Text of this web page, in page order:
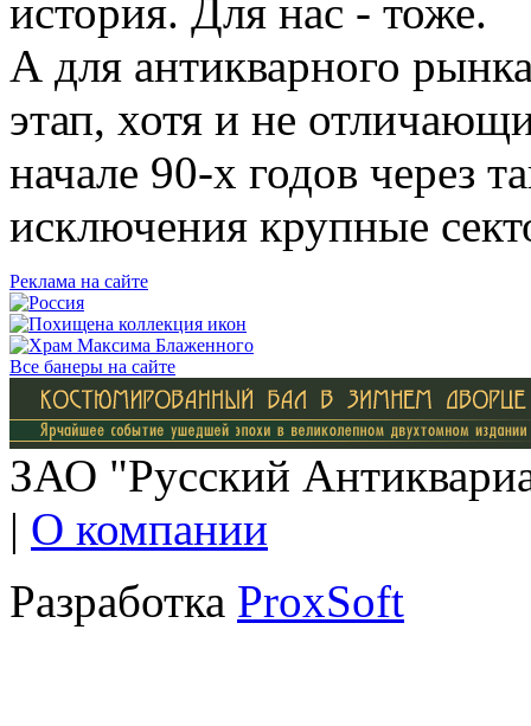
история. Для нас - тоже.
А для антикварного
этап, хотя и не
начале 90-х годов через
исключения крупные
Реклама на сайте
Все банеры на сайте
ЗАО "Русский
| О компании
Разработка ProxSoft